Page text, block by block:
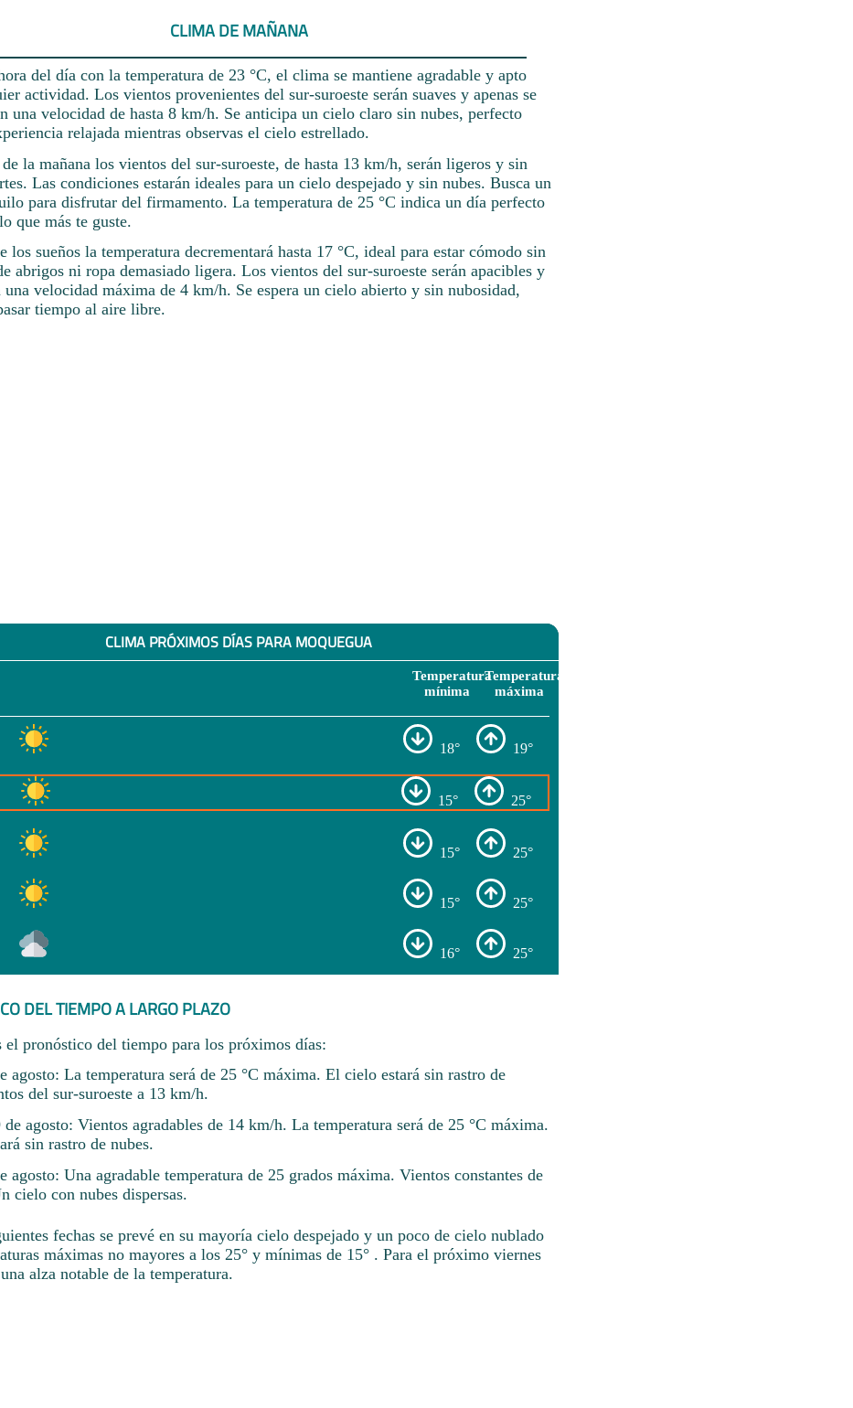
CLIMA DE MAÑANA
del día con la temperatura de 23 °C, el clima se mantiene agradable y apto
actividad. Los vientos provenientes del sur-suroeste serán suaves y apenas se
una velocidad de hasta 8 km/h. Se anticipa un cielo claro sin nubes, perfecto
relajada mientras observas el cielo estrellado.
la mañana los vientos del sur-suroeste, de hasta 13 km/h, serán ligeros y sin
Las condiciones estarán ideales para un cielo despejado y sin nubes. Busca un
para disfrutar del firmamento. La temperatura de 25 °C indica un día perfecto
que más te guste.
los sueños la temperatura decrementará hasta 17 °C, ideal para estar cómodo sin
abrigos ni ropa demasiado ligera. Los vientos del sur-suroeste serán apacibles y
una velocidad máxima de 4 km/h. Se espera un cielo abierto y sin nubosidad,
tiempo al aire libre.
CLIMA PRÓXIMOS DÍAS PARA MOQUEGUA
Temperatura
mínima
Temperatura
máxima
18° 19°
15° 25°
15° 25°
15° 25°
16° 25°
DEL TIEMPO A LARGO PLAZO
el pronóstico del tiempo para los próximos días:
agosto: La temperatura será de 25 °C máxima. El cielo estará sin rastro de
del sur-suroeste a 13 km/h.
agosto: Vientos agradables de 14 km/h. La temperatura será de 25 °C máxima.
sin rastro de nubes.
agosto: Una agradable temperatura de 25 grados máxima. Vientos constantes de
cielo con nubes dispersas.
fechas se prevé en su mayoría cielo despejado y un poco de cielo nublado
máximas no mayores a los 25° y mínimas de 15° . Para el próximo viernes
alza notable de la temperatura.